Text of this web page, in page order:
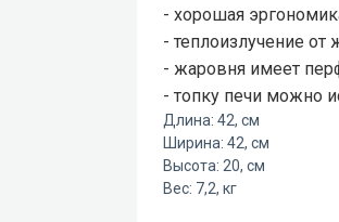
- хорошая
- теплоизлучение от
- жаровня имеет
- топку печи можно
Длина: 42, см
Ширина: 42, см
Высота: 20, см
Вес: 7,2, кг